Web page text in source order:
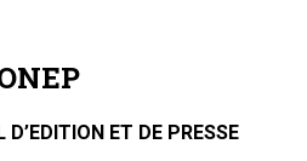
ET DE PRESSE